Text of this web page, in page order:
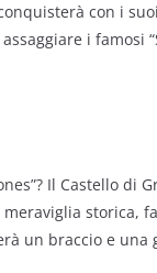
con i
i famosi
Il Castello di
storica,
un braccio e una